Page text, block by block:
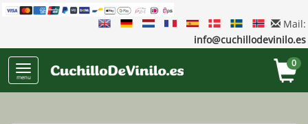
Mail:
info@cuchillodevinilo.es
menu
0